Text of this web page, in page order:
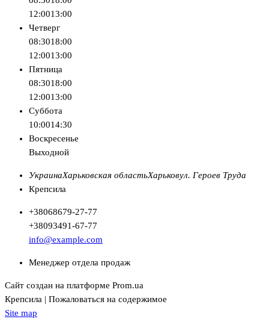
12:0013:00
Четверг
08:3018:00
12:0013:00
Пятница
08:3018:00
12:0013:00
Суббота
10:0014:30
Воскресенье
Выходной
УкраинаХарьковская областьХарьковул. Героев Труда
Крепсила
+38068679-27-77
+38093491-67-77
info@example.com
Менеджер отдела продаж
Сайт создан на платформе Prom.ua
Крепсила | Пожаловаться на содержимое
Site map